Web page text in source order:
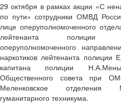
29 октября в рамках акции «С
по пути» сотрудники ОМВД
лице оперуполномоченного
лейтенанта полиции
оперуполномоченного
наркотиков лейтенанта полиции
капитана полиции
Общественного совета при
Меленковское отделения
гуманитарного техникума.